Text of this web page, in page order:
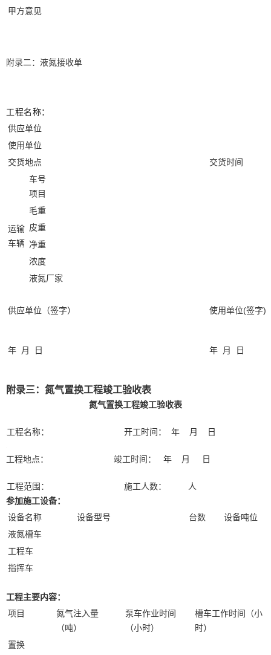
甲方意见
附录二：液氮接收单
工程名称：
供应单位
使用单位
交货地点
交货时间
运输
车辆
车号
项目
毛重
皮重
净重
浓度
液氮厂家
供应单位（签字）
年 月 日
使用单位(签字)
年 月 日
附录三：氮气置换工程竣工验收表
氮气置换工程竣工验收表
工程名称： 开工时间： 年 月 日
工程地点： 竣工时间： 年 月 日
工程范围： 施工人数： 人
参加施工设备：
设备名称
设备型号 台数
设备吨位
液氮槽车
工程车
指挥车
工程主要内容：
项目
氮气注入量
（吨）
泵车作业时间
（小时）
槽车工作时间（小
时）
置换